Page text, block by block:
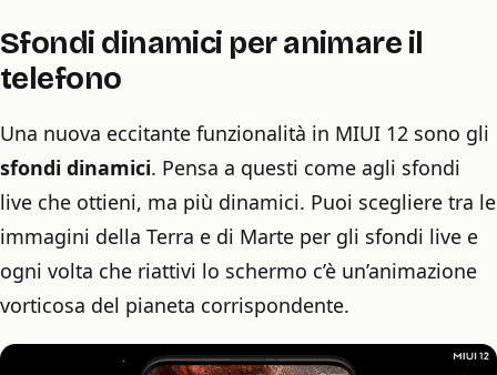
Sfondi dinamici per animare il
telefono
Una nuova eccitante funzionalità in MIUI 12 sono gli
sfondi dinamici. Pensa a questi come agli sfondi
live che ottieni, ma più dinamici. Puoi scegliere tra le
immagini della Terra e di Marte per gli sfondi live e
ogni volta che riattivi lo schermo c’è un’animazione
vorticosa del pianeta corrispondente.